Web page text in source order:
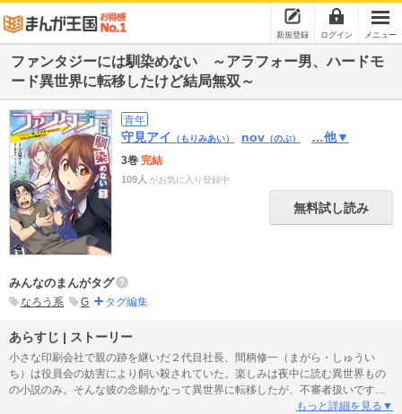
新規登録 ログイン メニュー
ファンタジーには馴染めない ～アラフォー男、ハードモ
ード異世界に転移したけど結局無双～
青年
守見アイ （もりみあい） nov （のぶ） …他▼
3巻 完結
109人 がお気に入り登録中
無料試し読み
みんなのまんがタグ
なろう系 G タグ編集
あらすじ | ストーリー
小さな印刷会社で親の跡を継いだ２代目社長、間柄修一（まがら・しゅうい
ち）は役員会の妨害により飼い殺されていた。楽しみは夜中に読む異世界もの
の小説のみ。そんな彼の念願かなって異世界に転移したが、不審者扱いですぐ
さま逮捕され問答無用で奴隷にされてしまう。開拓生活中に知り合った少年キ
もっと詳細を見る▼